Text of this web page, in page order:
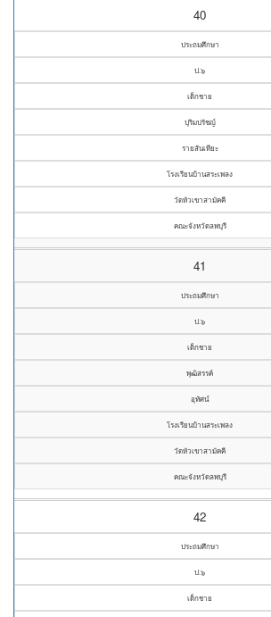
40
ประถมศึกษา
ป.๖
เด็กชาย
ปุริมปรัชญ์
รายสันเทียะ
โรงเรียนบ้านสระเพลง
วัดหัวเขาสามัคคี
คณะจังหวัดลพบุรี
41
ประถมศึกษา
ป.๖
เด็กชาย
พุฒิสรรค์
อุทัศน์
โรงเรียนบ้านสระเพลง
วัดหัวเขาสามัคคี
คณะจังหวัดลพบุรี
42
ประถมศึกษา
ป.๖
เด็กชาย